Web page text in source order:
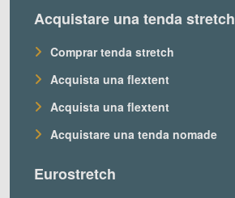
Acquistare una tenda stretch
Comprar tenda stretch
Acquista una flextent
Acquista una flextent
Acquistare una tenda nomade
Eurostretch